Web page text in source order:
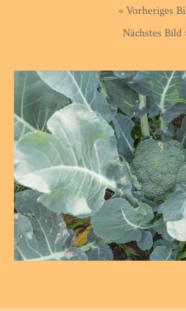
« Vorheriges
Nächstes Bild